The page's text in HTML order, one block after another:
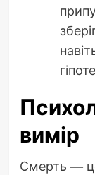
вимір
Смерть —